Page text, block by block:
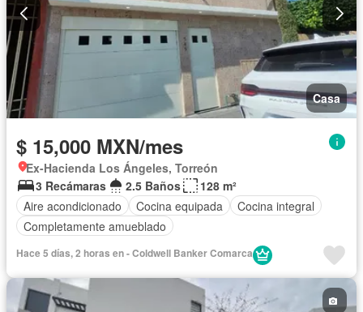
Casa
$ 15,000 MXN/mes
Ex-Hacienda Los Ángeles, Torreón
3 Recámaras
2.5 Baños
128 m²
Aire acondicionado
Cocina equipada
Cocina integral
Completamente amueblado
Hace 5 días, 2 horas en - Coldwell Banker Comarca